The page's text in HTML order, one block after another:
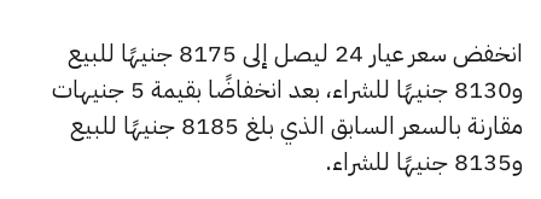
انخفض سعر عيار 24 ليصل إلى 8175 جنيهًا للبيع
و8130 جنيهًا للشراء، بعد انخفاضًا بقيمة 5 جنيهات
مقارنة بالسعر السابق الذي بلغ 8185 جنيهًا للبيع
و8135 جنيهًا للشراء.